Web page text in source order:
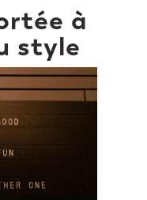
à
style